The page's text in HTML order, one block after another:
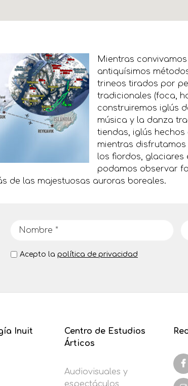
Mientras
antiquísimos
trineos tirados por
tradicionales (foca,
construiremos iglús
música y la danza
tiendas, iglús
mientras
los fiordos, glaciares
podamos observar
de las majestuosas auroras boreales.
Acepto la política de privacidad
Inuit
Centro de Estudios
Árticos
Audiovisuales y
espectáculos